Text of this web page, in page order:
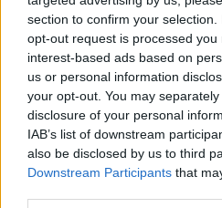
section to confirm your
opt-out request is processed you
interest-based ads based on
us or personal information
your opt-out. You may
disclosure of your personal
IAB’s list of downstream
also be disclosed by us to third
Downstream Participants that
Ρόλινς, Γκριν, Κούζμα
στήριξαν, με τον Μάιλς
πρώτη φορά ως